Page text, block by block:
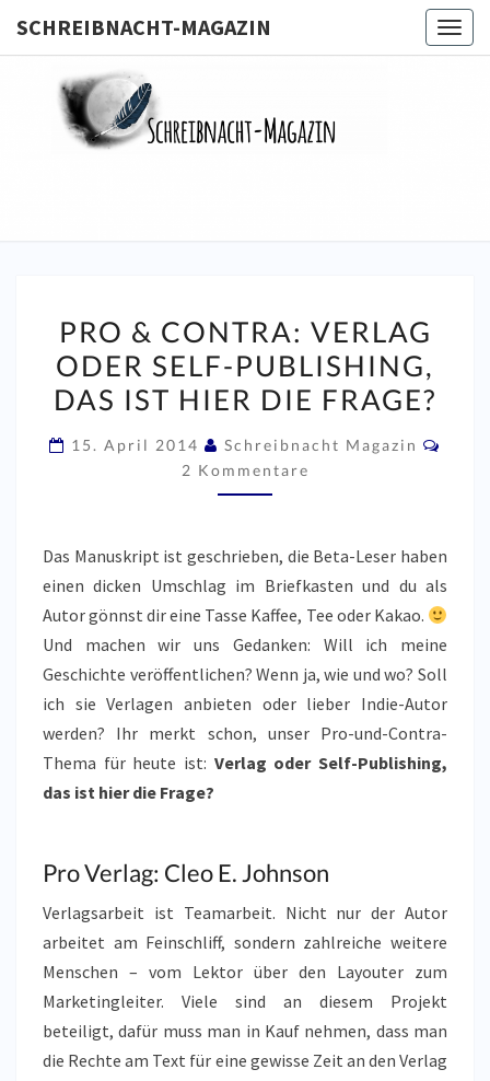
SCHREIBNACHT-MAGAZIN
&
CONTRA:
VERLAG
SELF-
HIER
FRAGE?
PRO & CONTRA: VERLAG
ODER SELF-PUBLISHING,
DAS IST HIER DIE FRAGE?
15. April 2014 Schreibnacht Magazin
2 Kommentare
Das Manuskript ist geschrieben, die Beta-Leser haben
einen dicken Umschlag im Briefkasten und du als
Autor gönnst dir eine Tasse Kaffee, Tee oder Kakao.
Und machen wir uns Gedanken: Will ich meine
Geschichte veröffentlichen? Wenn ja, wie und wo? Soll
ich sie Verlagen anbieten oder lieber Indie-Autor
werden? Ihr merkt schon, unser Pro-und-Contra-
Thema für heute ist: Verlag oder Self-Publishing,
das ist hier die Frage?
Pro Verlag: Cleo E. Johnson
Verlagsarbeit ist Teamarbeit. Nicht nur der Autor
arbeitet am Feinschliff, sondern zahlreiche weitere
Menschen – vom Lektor über den Layouter zum
Marketingleiter. Viele sind an diesem Projekt
beteiligt, dafür muss man in Kauf nehmen, dass man
die Rechte am Text für eine gewisse Zeit an den Verlag